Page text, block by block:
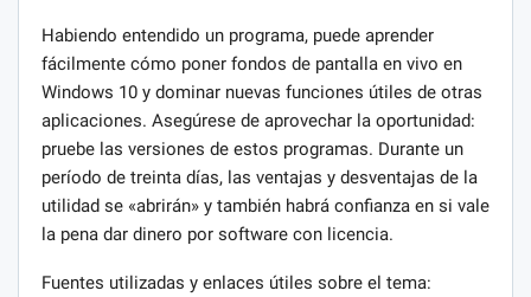
Habiendo entendido un programa, puede aprender
fácilmente cómo poner fondos de pantalla en vivo en
Windows 10 y dominar nuevas funciones útiles de otras
aplicaciones. Asegúrese de aprovechar la oportunidad:
pruebe las versiones de estos programas. Durante un
período de treinta días, las ventajas y desventajas de la
utilidad se «abrirán» y también habrá confianza en si vale
la pena dar dinero por software con licencia.
Fuentes utilizadas y enlaces útiles sobre el tema: